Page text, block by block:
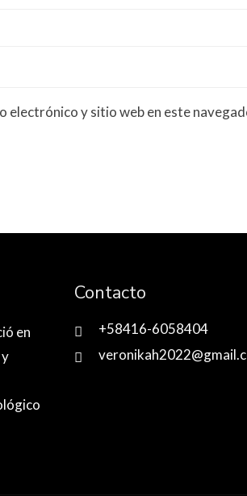
electrónico y sitio web en este
en
Contacto
+58416-6058404